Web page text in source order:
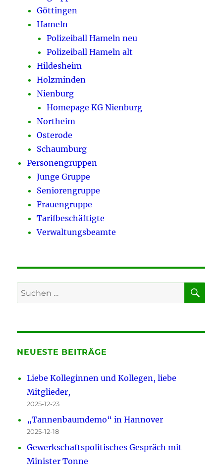
Göttingen
Hameln
Polizeiball Hameln neu
Polizeiball Hameln alt
Hildesheim
Holzminden
Nienburg
Homepage KG Nienburg
Northeim
Osterode
Schaumburg
Personengruppen
Junge Gruppe
Seniorengruppe
Frauengruppe
Tarifbeschäftigte
Verwaltungsbeamte
Suchen
nach:
NEUESTE BEITRÄGE
Liebe Kolleginnen und Kollegen, liebe
Mitglieder,
2025-12-23
„Tannenbaumdemo“ in Hannover
2025-12-18
Gewerkschaftspolitisches Gespräch mit
Minister Tonne